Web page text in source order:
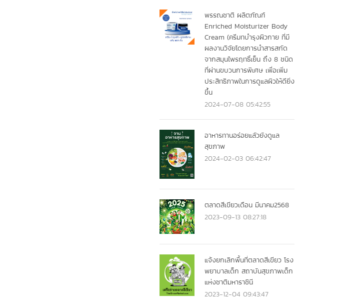
พรรณชาติ ผลิตภัณฑ์
Enriched Moisturizer Body
Cream (ครีมทบำรุงผิวกาย ที่มี
ผลงานวิจัยโดยการนำสารสกัด
จากสมุนไพรฤทธิ์เย็น ถึง 8 ชนิด
ที่ผ่านขบวนการพิเศษ เพื่อเพิ่ม
ประสิทธิภาพในการดูแลผิวให้ดียิ่ง
ขึ้น
2024-07-08 05:42:55
อาหารทานอร่อยแลัวยังดูแล
สุขภาพ
2024-02-03 06:42:47
ตลาดสีเขียวเดือน มีนาคม2568
2023-09-13 08:27:18
แจ้งยกเลิกพื้นที่ตลาดสีเขียว โรง
พยาบาลเด็ก สถาบันสุขภาพเด็ก
แห่งชาติมหาราชินี
2023-12-04 09:43:47